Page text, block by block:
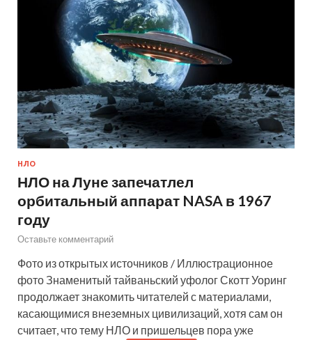
НЛО
НЛО на Луне запечатлел
орбитальный аппарат NASA в 1967
году
Оставьте комментарий
Фото из открытых источников / Иллюстрационное
фото Знаменитый тайваньский уфолог Скотт Уоринг
продолжает знакомить читателей с материалами,
касающимися внеземных цивилизаций, хотя сам он
считает, что тему НЛО и пришельцев пора уже